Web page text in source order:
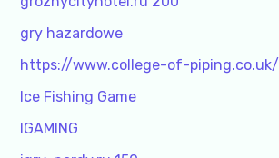
gry hazardowe
https://www.college-of-piping.co.uk/
Ice Fishing Game
IGAMING